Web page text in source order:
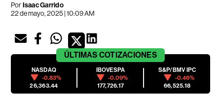
PorIsaac Garrido
22 de mayo, 2025 | 10:09 AM
ÚLTIMAS COTIZACIONES
NASDAQ
-0.83%
26,363.44
IBOVESPA
-0.09%
177,726.17
S&P/BMV IPC
-0.46%
66,525.18